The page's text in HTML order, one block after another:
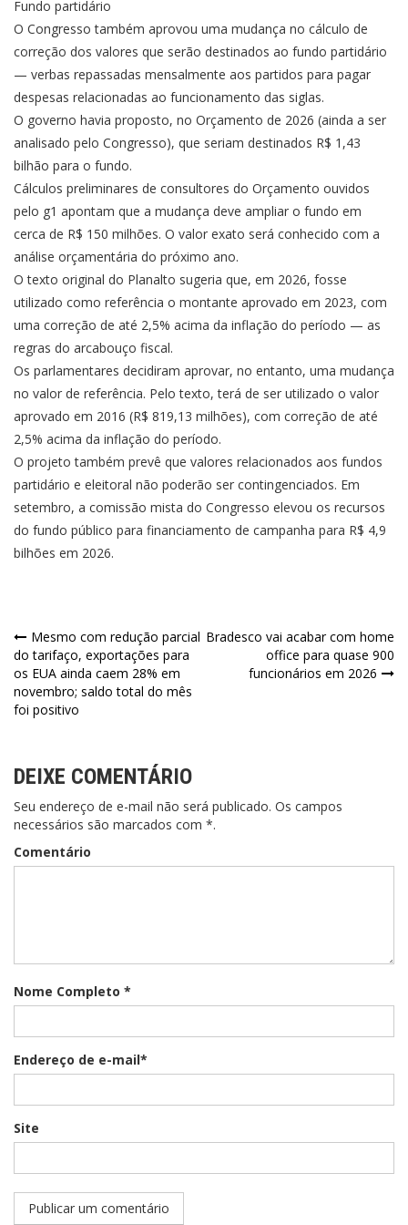
Fundo partidário
O Congresso também aprovou uma mudança no cálculo de
correção dos valores que serão destinados ao fundo partidário
— verbas repassadas mensalmente aos partidos para pagar
despesas relacionadas ao funcionamento das siglas.
O governo havia proposto, no Orçamento de 2026 (ainda a ser
analisado pelo Congresso), que seriam destinados R$ 1,43
bilhão para o fundo.
Cálculos preliminares de consultores do Orçamento ouvidos
pelo g1 apontam que a mudança deve ampliar o fundo em
cerca de R$ 150 milhões. O valor exato será conhecido com a
análise orçamentária do próximo ano.
O texto original do Planalto sugeria que, em 2026, fosse
utilizado como referência o montante aprovado em 2023, com
uma correção de até 2,5% acima da inflação do período — as
regras do arcabouço fiscal.
Os parlamentares decidiram aprovar, no entanto, uma mudança
no valor de referência. Pelo texto, terá de ser utilizado o valor
aprovado em 2016 (R$ 819,13 milhões), com correção de até
2,5% acima da inflação do período.
O projeto também prevê que valores relacionados aos fundos
partidário e eleitoral não poderão ser contingenciados. Em
setembro, a comissão mista do Congresso elevou os recursos
do fundo público para financiamento de campanha para R$ 4,9
bilhões em 2026.
Navegação
de
Post
Mesmo com redução parcial
do tarifaço, exportações para
os EUA ainda caem 28% em
novembro; saldo total do mês
foi positivo
Bradesco vai acabar com home
office para quase 900
funcionários em 2026
DEIXE COMENTÁRIO
Seu endereço de e-mail não será publicado. Os campos
necessários são marcados com *.
Comentário
Nome Completo *
Endereço de e-mail*
Site